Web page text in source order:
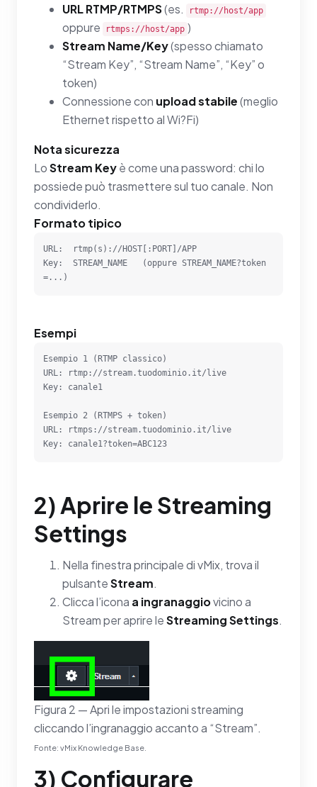
URL RTMP/RTMPS(es. rtmp://host/app
oppure rtmps://host/app )
Stream Name/Key(spesso chiamato
“Stream Key”, “Stream Name”, “Key” o
token)
Connessione con upload stabile(meglio
Ethernet rispetto al Wi?Fi)
Nota sicurezza
LoStream Keyè come una password: chi lo
possiede può trasmettere sul tuo canale. Non
condividerlo.
Formato tipico
URL:  rtmp(s)://HOST[:PORT]/APP
Key:  STREAM_NAME   (oppure STREAM_NAME?token
=...)
Esempi
Esempio 1 (RTMP classico)
URL: rtmp://stream.tuodominio.it/live
Key: canale1
Esempio 2 (RTMPS + token)
URL: rtmps://stream.tuodominio.it/live
Key: canale1?token=ABC123
2) Aprire le Streaming
Settings
Nella finestra principale di vMix, trova il
pulsanteStream.
Clicca l’icona a ingranaggiovicino a
Stream per aprire leStreaming Settings.
Figura 2 — Apri le impostazioni streaming
cliccando l’ingranaggio accanto a “Stream”.
Fonte: vMix Knowledge Base.
3) Configurare